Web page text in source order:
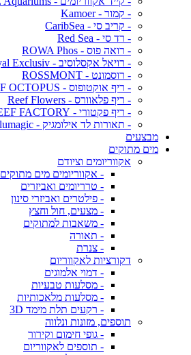
- קמור - Kamoer
- קריב סי - CaribSea
- רד סי - Red Sea
- רואה פוס - ROWA Phos
- רויאל אקסלוסיב - Royal Exclusiv
- רוסמונט - ROSSMONT
- ריף אוקטופוס - REEF OCTOPUS
- ריף פלאוורס - Reef Flowers
- ריף פקטורי - REEF FACTORY
- תאורות לד אילומגיק - Illumagic
מבצעים
מים מתוקים
אקווריומים וציודם
- אקווריומים מים מתוקים
- טרריומים ואביזרים
- פילטרים ואביזרי סינון
- מצעים, חול וחצץ
- משאבות למתוקים
- תאורה
- צנרת
דקורציות לאקווריום
- דמוי אלמוגים
- מסלעות טבעיות
- מסלעות מלאכותיות
- רקעים תלת מימד 3D
תוספים, מזונות ונלווה
- גופי חימום וקירור
- תוספים לאקווריום